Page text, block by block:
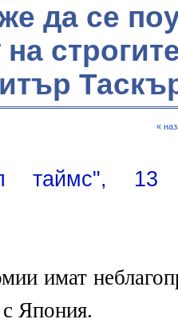
да се
«
таймс", 13
имат
Япония.